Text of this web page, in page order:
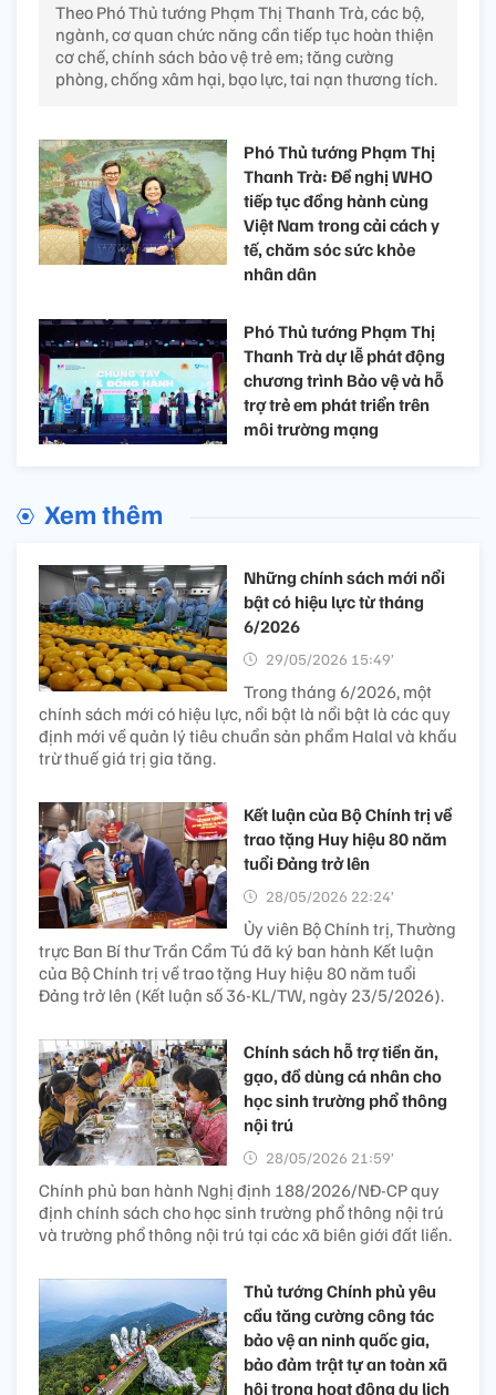
Theo Phó Thủ tướng Phạm Thị Thanh Trà, các bộ,
ngành, cơ quan chức năng cần tiếp tục hoàn thiện
cơ chế, chính sách bảo vệ trẻ em; tăng cường
phòng, chống xâm hại, bạo lực, tai nạn thương tích.
Phó Thủ tướng Phạm Thị
Thanh Trà: Đề nghị WHO
tiếp tục đồng hành cùng
Việt Nam trong cải cách y
tế, chăm sóc sức khỏe
nhân dân
Phó Thủ tướng Phạm Thị
Thanh Trà dự lễ phát động
chương trình Bảo vệ và hỗ
trợ trẻ em phát triển trên
môi trường mạng
Xem thêm
Những chính sách mới nổi
bật có hiệu lực từ tháng
6/2026
29/05/2026 15:49’
Trong tháng 6/2026, một
chính sách mới có hiệu lực, nổi bật là nổi bật là các quy
định mới về quản lý tiêu chuẩn sản phẩm Halal và khấu
trừ thuế giá trị gia tăng.
Kết luận của Bộ Chính trị về
trao tặng Huy hiệu 80 năm
tuổi Đảng trở lên
28/05/2026 22:24’
Ủy viên Bộ Chính trị, Thường
trực Ban Bí thư Trần Cẩm Tú đã ký ban hành Kết luận
của Bộ Chính trị về trao tặng Huy hiệu 80 năm tuổi
Đảng trở lên (Kết luận số 36-KL/TW, ngày 23/5/2026).
Chính sách hỗ trợ tiền ăn,
gạo, đồ dùng cá nhân cho
học sinh trường phổ thông
nội trú
28/05/2026 21:59’
Chính phủ ban hành Nghị định 188/2026/NĐ-CP quy
định chính sách cho học sinh trường phổ thông nội trú
và trường phổ thông nội trú tại các xã biên giới đất liền.
Thủ tướng Chính phủ yêu
cầu tăng cường công tác
bảo vệ an ninh quốc gia,
bảo đảm trật tự an toàn xã
hội trong hoạt động du lịch